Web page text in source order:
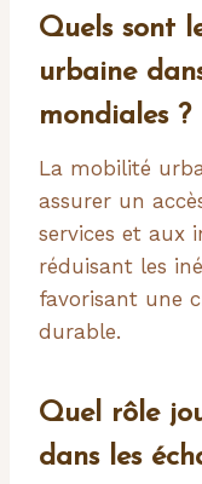
Quels sont
urbaine
mondiales ?
La mobilité
assurer un
services et aux
réduisant les
favorisant une
durable.
Quel rôle
dans les